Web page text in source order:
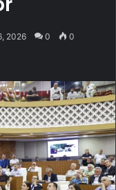
2026 0 0